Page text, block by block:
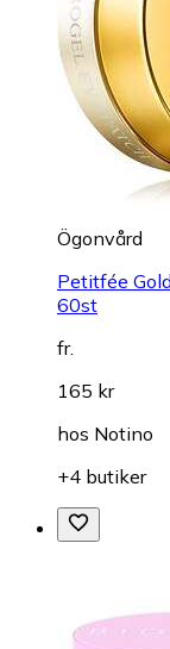
Ögonvård
Petitfée
60st
fr.
165 kr
hos Notino
+4 butiker